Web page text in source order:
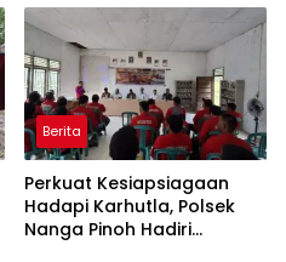
Bawa Misi Pendidikan,
Kebencanaan, Konservasi,
dan Film Dokumenter
Berita
Perkuat Kesiapsiagaan
Hadapi Karhutla, Polsek
Nanga Pinoh Hadiri